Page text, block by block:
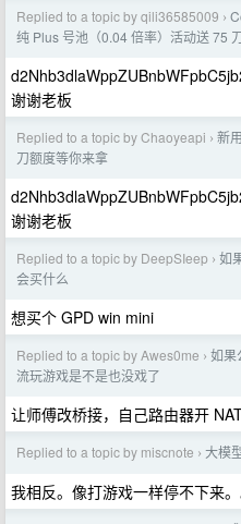
Replied to a topic by qili36585009 ›
纯 Plus 号池（0.04 倍率）活动送 75
谢谢老板
Replied to a topic by Chaoyeapi › 新
刀额度等你来拿
谢谢老板
Replied to a topic by DeepSIeep › 如
会买什么
想买个 GPD win mini
Replied to a topic by Awes0me › 如果
流玩游戏是不是也没戏了
让师傅改桥接，自己路由器开
Replied to a topic by miscnote › 大模
我相反。像打游戏一样停不下来。